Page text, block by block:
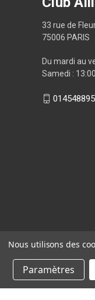
33 rue de
75006 PARIS
Du mardi au
Samedi :
Nous utilisons des
Paramètres